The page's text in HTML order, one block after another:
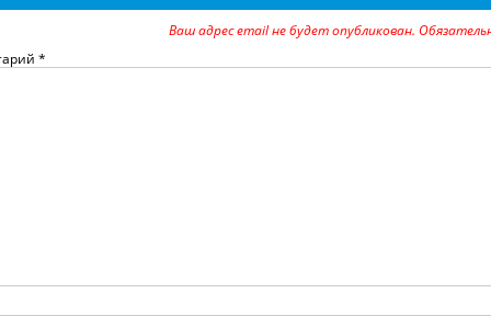
Ваш адрес email не будет опубликован.
*